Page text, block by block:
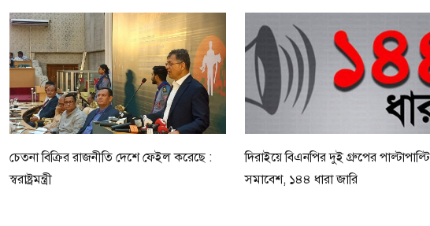
চেতনা বিক্রির রাজনীতি দেশে ফেইল করেছে :
স্বরাষ্ট্রমন্ত্রী
দিরাইয়ে বিএনপির দুই গ্রুপের পাল্টাপাল্টি
সমাবেশ, ১৪৪ ধারা জারি